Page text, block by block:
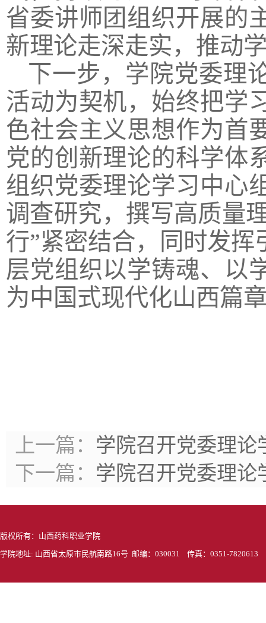
省委讲师团组织开展的
新理论走深走实，推动
下一步，学院党委理
活动为契机，始终把学
色社会主义思想作为首
党的创新理论的科学体
组织党委理论学习中心
调查研究，撰写高质量
行”紧密结合，同时发
层党组织以学铸魂、以
为中国式现代化山西篇
上一篇： 学院召开党委理论
下一篇： 学院召开党委理论
版权所有：山西药科职业学院
学院地址: 山西省太原市民航南路16号 邮编：030031 传真：0351-7820613